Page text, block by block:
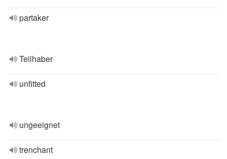
partaker
Teilhaber
unfitted
ungeeignet
trenchant